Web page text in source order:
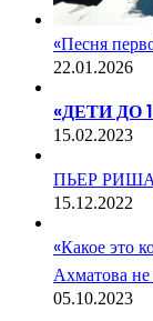
«Песня
22.01.2026
«ДЕТИ ДО
15.02.2023
ПЬЕР
15.12.2022
«Какое это
Ахматова
05.10.2023